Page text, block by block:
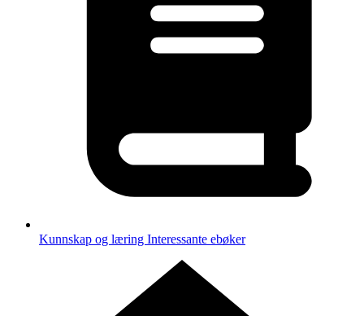
Kunnskap og læring Interessante ebøker